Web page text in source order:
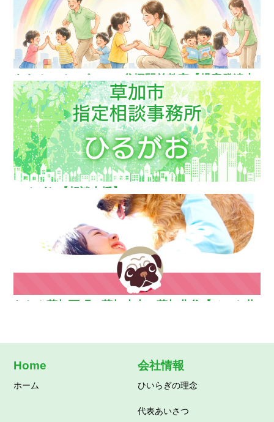
ああるレインボーDuo谷塚駅前教室【児童発達支
援】
ひるがお【相談支援】
わおん草加西町・草加小山・草加北谷【ペット共
Home
ホーム
会社情報
ひいらぎの理念
代表あいさつ